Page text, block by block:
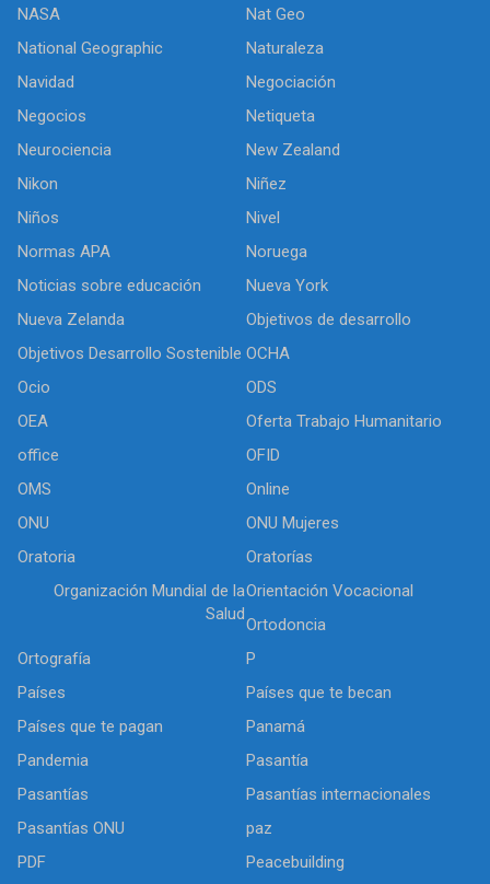
NASA
Nat Geo
National Geographic
Naturaleza
Navidad
Negociación
Negocios
Netiqueta
Neurociencia
New Zealand
Nikon
Niñez
Niños
Nivel
Normas APA
Noruega
Noticias sobre educación
Nueva York
Nueva Zelanda
Objetivos de desarrollo
Objetivos Desarrollo Sostenible OCHA
Ocio
ODS
OEA
Oferta Trabajo Humanitario
office
OFID
OMS
Online
ONU
ONU Mujeres
Oratoria
Oratorías
Organización Mundial de la
Salud
Orientación Vocacional
Ortodoncia
Ortografía
P
Países
Países que te becan
Países que te pagan
Panamá
Pandemia
Pasantía
Pasantías
Pasantías internacionales
Pasantías ONU
paz
PDF
Peacebuilding